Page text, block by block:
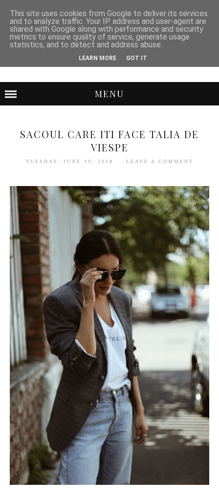
MENU
SACOUL CARE ITI FACE TALIA DE
VIESPE
TUESDAY, JUNE 19, 2018 LEAVE A COMMENT
This site uses cookies from Google to deliver its services
and to analyze traffic. Your IP address and user-agent are
shared with Google along with performance and security
metrics to ensure quality of service, generate usage
statistics, and to detect and address abuse.
LEARN MORE GOT IT